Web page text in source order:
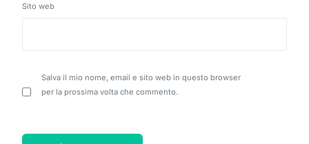
Sito web
Salva il mio nome, email e sito web in questo browser
per la prossima volta che commento.